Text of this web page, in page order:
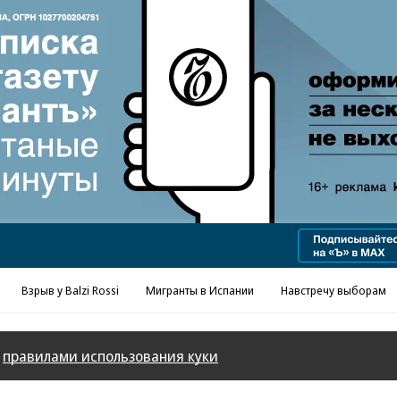
Реклама в «Ъ» www.kommersant.ru/ad
Взрыв у Balzi Rossi Мигранты в Испании Навстречу выборам
правилами использования куки